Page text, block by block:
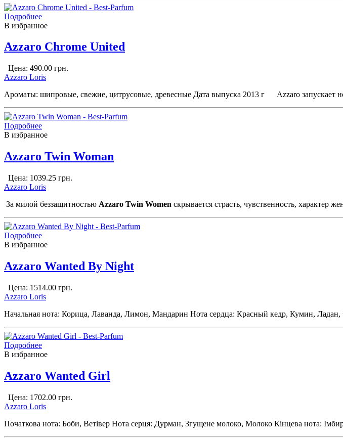
Подробнее
В избранное
Azzaro Chrome United
Цена: 490.00 грн.
Azzaro Loris
Ароматы: шипровые, свежие, цитрусовые, древесные Дата выпуска 2013 г Azzaro запускает
Подробнее
В избранное
Azzaro Twin Woman
Цена: 1039.25 грн.
Azzaro Loris
За милой беззащитностью Azzaro Twin Women скрывается страсть, чувственность, характер
Подробнее
В избранное
Azzaro Wanted By Night
Цена: 1514.00 грн.
Azzaro Loris
Начальная нота: Корица, Лаванда, Лимон, Мандарин Нота сердца: Красный кедр, Кумин,
Подробнее
В избранное
Azzaro Wanted Girl
Цена: 1702.00 грн.
Azzaro Loris
Початкова нота: Боби, Ветівер Нота серця: Дурман, Згущене молоко, Молоко Кінцева нота: